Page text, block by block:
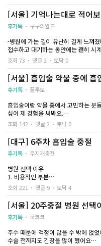
아무튼 수술 받고 집에 와서는 무조
배가 살짝 당기는 느낌은 있었지만 계
서 물도 자주 마셔줬구요..
습니다...!
몸이 회복되는 것도 중요하긴한데 몸
걱정은 안해도 될 것 같아요
그저 저는 마음을 추스르는 시간이 더
스트레스 받지 않으려고 노력했고 긍
주변에 알릴수도 없어서 진짜 찐친 한
너무 우울하지 않으려고 친구랑 시간
그래도 여건이 안 되는데 책임지지 못
제 마음이 조금 아픈 과정을 겪는 게
그래도 중절 자체는 잘 끝나서 마음은
그러니 너무 겁 먹지 마셨으면해서 솔
황이 아니라서... 급하게 중절하고 왔습
임테기 하고나서 두 줄인거 확인하고
말씀 드리니깐 자세한건 병원에서 확
고 갔습니다...
갔을 때 여원장님께서 상담해주셨고
거기도 하고 솔직한 감정으로는 중절
면서 많이 진정이 되서 상담 후에 바
에서 몸이 괜찮아질 때까지 있다가 바
제가 급하게 알아보고 간거긴 하지만
아직 정신적으로 회복이 다 된건 아니
신다면 제 글이 조금이나마 도움이 되
[서울] 기억나는대로 적어
후기톡 구구의월드
-병원에 가는 길이 유난히 길게 느껴
접수하고 대기하는 동안에는 괜히 시
-당일 수술 예약을 잡고 갔다 아침 식
사를 한 뒤 원장님 상담을 진행했다
-수술 방법에 대해 이야기 하고 실장
이야기를 나눴다
-난 그냥 빨리 받고 싶은 것이 최우선
으면 화장실 가고 싶은 느낌이 들고
-난 근종도 있다고 해서 출혈이 평균
는 영양제를 추가 해서 맞았다
-수술은 수면마취로 한다 수술이 끝
체온도 재고 출혈은 많은지 체크도 계
-자궁이 수축되는건지 쥐어 짜는 듯한
-시간이 지나면서 통증은 점점 줄고 출
있는 중이다
-피도 거의 나지 않고 복부 통증도 없
+수술의 영향으로 컨디션이 좋지 않아
조회 73 댓글 2 토닥 0
[서울] 흡입술 약물 중에 흡
후기톡 플루토
흡입술이랑 약물 중에서 고민하는 분
싶어 제 경험을 써봐요.
일단 저는 중절을 두 번 했고요..ㅎㅎ
두 번 모두 흡입술로 진행했어요.
저도 두 번째 때는 또 흡입술을 받는
각했어요.
금 덜하지 않을까 싶었거든요.
원장님께서 두 방식의 진행 과정과 차
용을 들으면서 고민했어요.
다행히 바로 선택하라고 재촉하지 않
없었어요
검사를 받고 추가로 주사를 맞아야 할
막상 제가 한 번에 종결되지 않을까봐
조회 142 댓글 2 토닥 0
[대구] 6주차 흡입술 중절
후기톡 무지개충전
병원 선택 이유
1. 비용적인 부분
2. 여자 선생님만 있는지
아직 학생신분이라 자금적인 여유가
비용적인 부분이 가장 크게 느껴졌어요
제 몸을 남자 선생님이 하는 데에서 하
조회 221 댓글 9 토닥 4
[서울] 20주중절 병원 선택
후기톡 국코코
주수 때문에 걱정이 많을 수 밖에 없었
수술 전까지도 긴장을 많이 했어요